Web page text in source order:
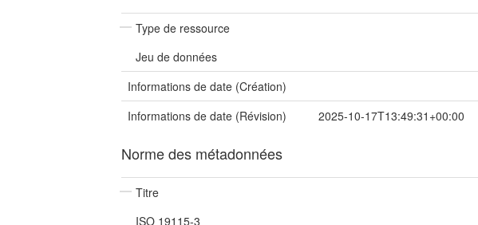
Type de ressource
Jeu de données
Informations de date (Création)
Informations de date (Révision)
2025-10-17T13:49:31+00:00
Norme des métadonnées
Titre
ISO 19115-3